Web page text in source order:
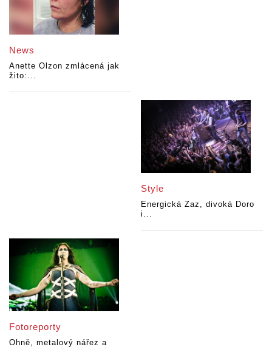
News
Anette Olzon zmlácená jak
žito:...
Style
Energická Zaz, divoká Doro
i...
Fotoreporty
Ohně, metalový nářez a